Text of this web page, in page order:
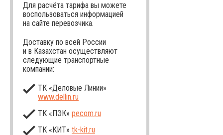
Для расчёта тарифа вы можете
воспользоваться информацией
на сайте перевозчика.
Доставку по всей России
и в Казахстан осуществляют
следующие транспортные
компании:
ТК «Деловые Линии»
www.dellin.ru
ТК «ПЭК» pecom.ru
ТК «КИТ» tk-kit.ru